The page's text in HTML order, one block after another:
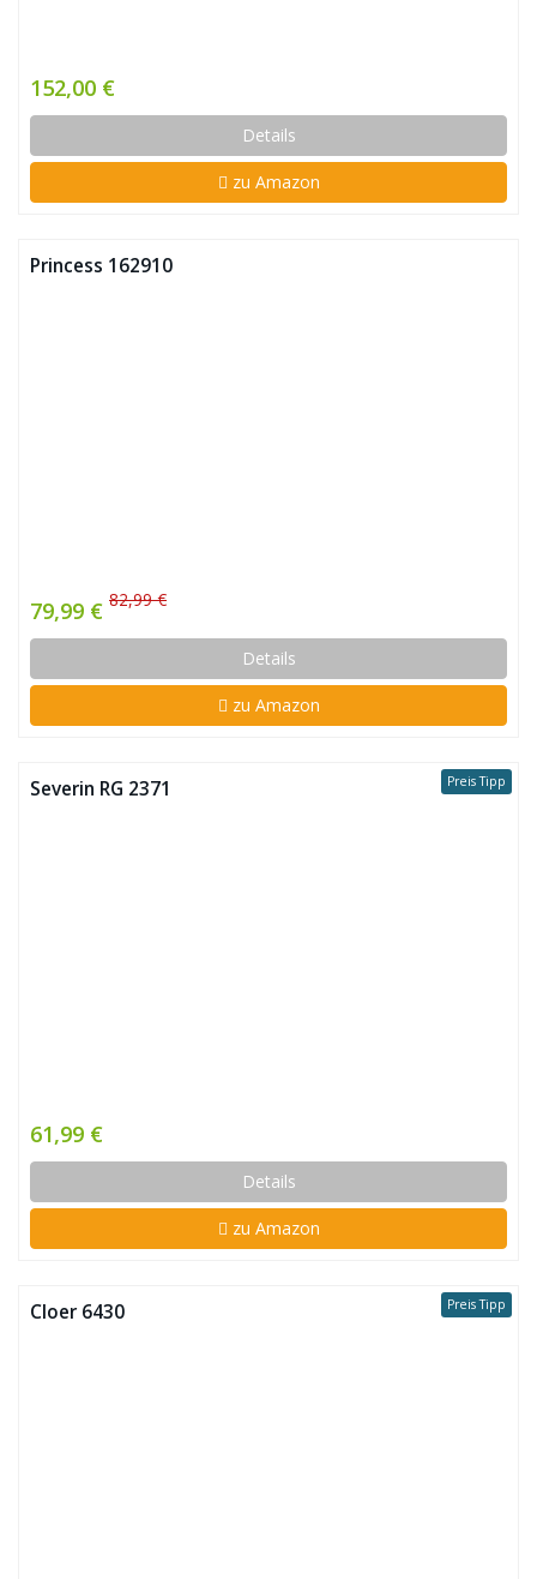
152,00 €
Details
zu Amazon
Princess 162910
79,99 € 82,99 €
Details
zu Amazon
Preis Tipp
Severin RG 2371
61,99 €
Details
zu Amazon
Preis Tipp
Cloer 6430